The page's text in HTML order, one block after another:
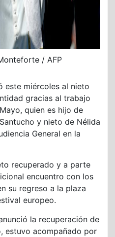
/ AFP
este miércoles al nieto
gracias al trabajo
quien es hijo de
y nieto de Nélida
General en la
recuperado y a parte
encuentro con los
su regreso a la plaza
europeo.
la recuperación de
estuvo acompañado por